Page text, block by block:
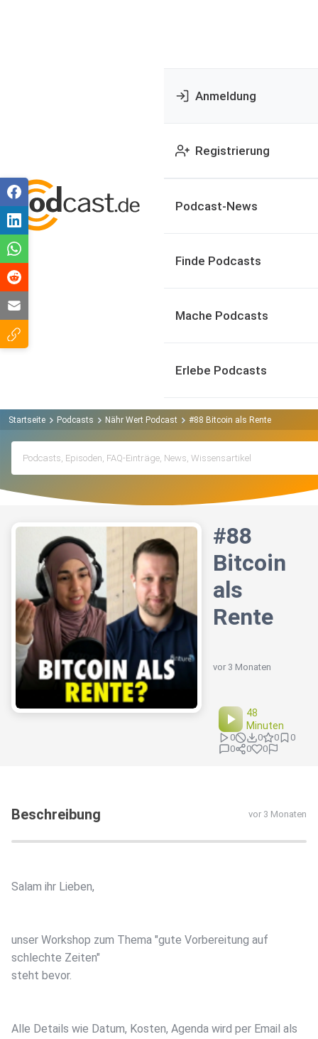
Anmeldung
Registrierung
Podcast-News
Finde Podcasts
Mache Podcasts
Erlebe Podcasts
Startseite Podcasts Nähr Wert Podcast #88 Bitcoin als Rente
#88
Bitcoin
als
Rente
vor 3 Monaten
48
Minuten
0 0 0
0
0
0 0
Beschreibung vor 3 Monaten
Salam ihr Lieben,
unser Workshop zum Thema "gute Vorbereitung auf
schlechte Zeiten"
steht bevor.
Alle Details wie Datum, Kosten, Agenda wird per Email als